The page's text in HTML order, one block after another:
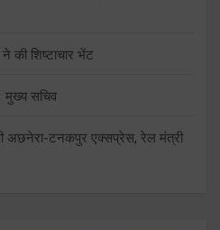
की शिष्टाचार भेंट
मुख्य सचिव
अछनेरा-टनकपुर एक्सप्रेस, रेल मंत्री